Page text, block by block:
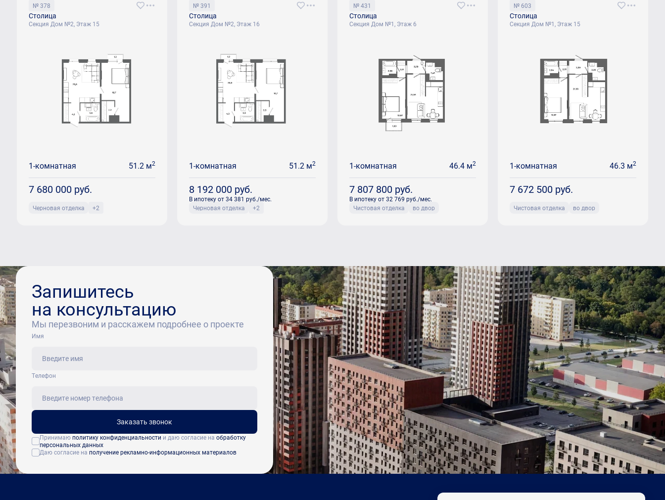
№ 378
Столица
Секция Дом №2, Этаж 15
1-комнатная 51.2 м2
7 680 000 руб.
Черновая отделка +2
№ 391
Столица
Секция Дом №2, Этаж 16
1-комнатная 51.2 м2
8 192 000 руб.
В ипотеку от 34 381 руб./мес.
Черновая отделка
+2
№ 431
Столица
Секция Дом №1, Этаж 6
1-комнатная 46.4 м2
7 807 800 руб.
В ипотеку от 32 769 руб./мес.
Чистовая отделка
во двор
№ 603
Столица
Секция Дом №1, Этаж 15
1-комнатная 46.3 м2
7 672 500 руб.
Чистовая отделка во двор
Запишитесь
на консультацию
Мы перезвоним и расскажем подробнее о проекте
Имя
Tелефон
Заказать звонок
Принимаю политику конфиденциальности и даю согласие на обработку
персональных данных
Даю согласие на получение рекламно-информационных материалов